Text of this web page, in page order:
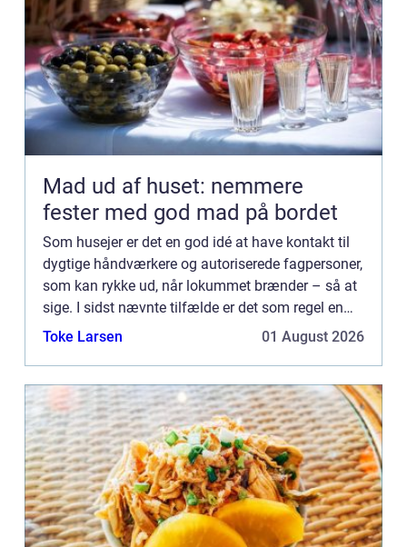
Mad ud af huset: nemmere
fester med god mad på bordet
Som husejer er det en god idé at have kontakt til
dygtige håndværkere og autoriserede fagpersoner,
som kan rykke ud, når lokummet brænder – så at
sige. I sidst nævnte tilfælde er det som regel en
autoriseret VVS installatør, du skal have fat på –
Toke Larsen 01 August 2026